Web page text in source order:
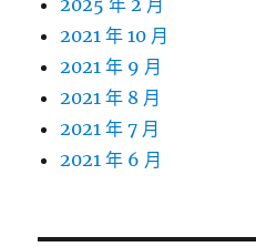
2025 年 2 月
2021 年 10 月
2021 年 9 月
2021 年 8 月
2021 年 7 月
2021 年 6 月